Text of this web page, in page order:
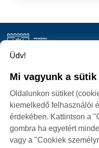
SZEMÉLYES
P-ȚA 25 OCTOMBRIE,
Üdv!
Mi vagyunk a sütik
Oldalunkon sütiket
kiemelkedő felhasználói
érdekében. Kattintson a
gombra ha egyetért
vagy a "Cookiek